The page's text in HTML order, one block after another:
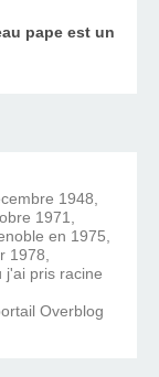
pape est un
1948,
1971,
en 1975,
1978,
j'ai pris racine
Overblog